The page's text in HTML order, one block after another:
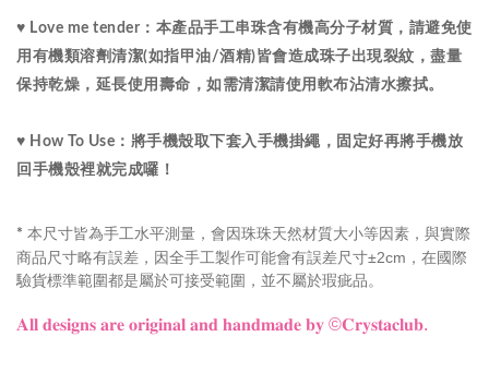
♥ Love me tender： 本產品手工串珠含有機高分子材質，請避免使
用有機類溶劑清潔(如指甲油/酒精)皆會造成珠子出現裂紋，盡量
保持乾燥，延長使用壽命，如需清潔請使用軟布沾清水擦拭。
♥ How To Use：將手機殼取下套入手機掛繩，固定好再將手機放
回手機殼裡就完成囉！
* 本尺寸皆為手工水平測量，會因珠珠天然材質大小等因素，與實際
商品尺寸略有誤差，因全手工製作可能會有誤差尺寸±2cm，在國際
驗貨標準範圍都是屬於可接受範圍，並不屬於瑕疵品。
𝐀𝐥𝐥 𝐝𝐞𝐬𝐢𝐠𝐧𝐬 𝐚𝐫𝐞 𝐨𝐫𝐢𝐠𝐢𝐧𝐚𝐥 𝐚𝐧𝐝 𝐡𝐚𝐧𝐝𝐦𝐚𝐝𝐞 𝐛𝐲 ©𝐂𝐫𝐲𝐬𝐭𝐚𝐜𝐥𝐮𝐛.